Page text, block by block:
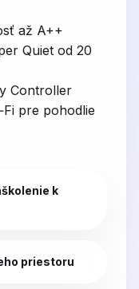
až A++
Quiet od 20
Controller
pre pohodlie
k
priestoru